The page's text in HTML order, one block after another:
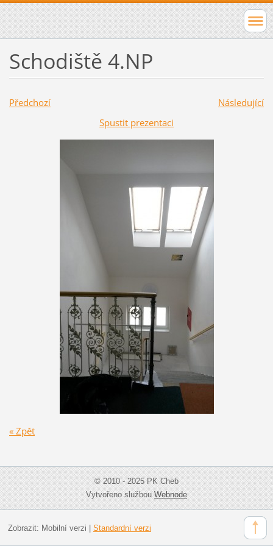
Schodiště 4.NP
Předchozí
Následující
Spustit prezentaci
« Zpět
© 2010 - 2025 PK Cheb
Vytvořeno službouWebnode
Zobrazit: Mobilní verzi Standardní verzi